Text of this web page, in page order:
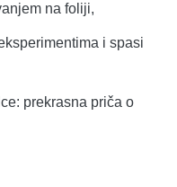
na foliji,
i spasi
prekrasna priča o